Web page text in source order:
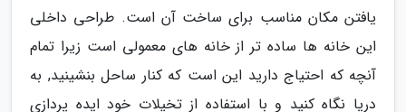
یافتن مکان مناسب برای ساخت آن است. طراحی داخلی
این خانه ها ساده تر از خانه های معمولی است زیرا تمام
آنچه که احتیاج دارید این است که کنار ساحل بنشینید, به
دریا نگاه کنید و با استفاده از تخیلات خود ایده پردازی